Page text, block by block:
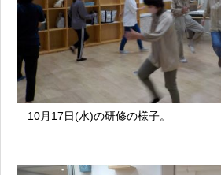
10月17日(水)の研修の様子。